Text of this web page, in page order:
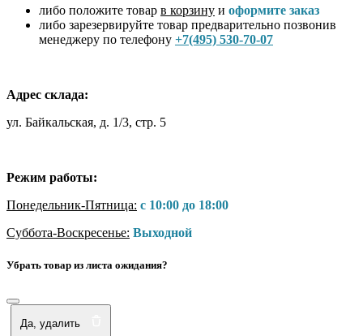
либо положите товар в корзину и оформите заказ
либо зарезервируйте товар предварительно позвонив
менеджеру по телефону +7(495) 530-70-07
Адрес склада:
ул. Байкальская, д. 1/3, стр. 5
Режим работы:
Понедельник-Пятница: с 10:00 до 18:00
Суббота-Воскресенье: Выходной
Убрать товар из листа ожидания?
Да, удалить